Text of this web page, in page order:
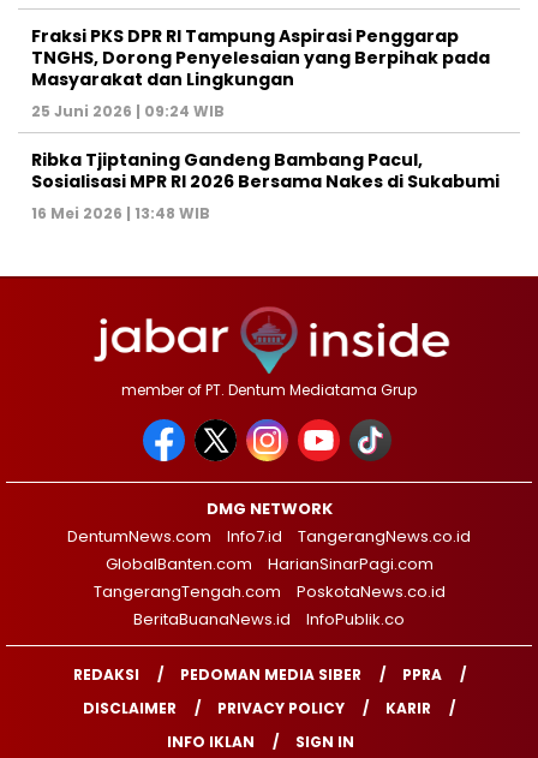
‎Fraksi PKS DPR RI Tampung Aspirasi Penggarap
TNGHS, Dorong Penyelesaian yang Berpihak pada
Masyarakat dan Lingkungan‎
25 Juni 2026 | 09:24 WIB
Ribka Tjiptaning Gandeng Bambang Pacul,
Sosialisasi MPR RI 2026 Bersama Nakes di Sukabumi
16 Mei 2026 | 13:48 WIB
member of PT. Dentum Mediatama Grup
DMG NETWORK
DentumNews.com
Info7.id
TangerangNews.co.id
GlobalBanten.com
HarianSinarPagi.com
TangerangTengah.com
PoskotaNews.co.id
BeritaBuanaNews.id
InfoPublik.co
REDAKSI PEDOMAN MEDIA SIBER
PPRA
DISCLAIMER
PRIVACY POLICY
KARIR
INFO IKLAN
SIGN IN